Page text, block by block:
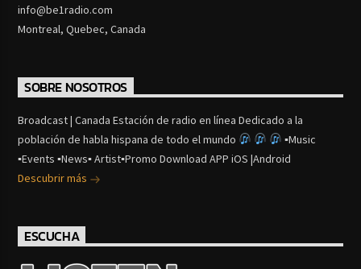
info@be1radio.com
Montreal, Quebec, Canada
SOBRE NOSOTROS
Broadcast | Canada Estación de radio en línea Dedicado a la
población de habla hispana de todo el mundo
▪Music
▪Events ▪News▪ Artist▪Promo Download APP iOS |Android
Descubrir más
ESCUCHA